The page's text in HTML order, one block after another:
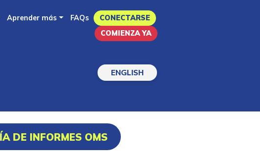
Aprender más FAQs
CONECTARSE
COMIENZA YA
ENGLISH
DE INFORMES OMS